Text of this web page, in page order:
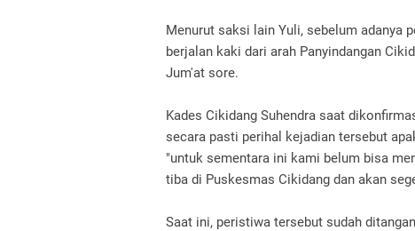
Menurut saksi lain Yuli, sebelum adanya
berjalan kaki dari arah Panyindangan
Jum'at sore.
Kades Cikidang Suhendra saat
secara pasti perihal kejadian tersebut
"untuk sementara ini kami belum bisa
tiba di Puskesmas Cikidang dan akan
Saat ini, peristiwa tersebut sudah